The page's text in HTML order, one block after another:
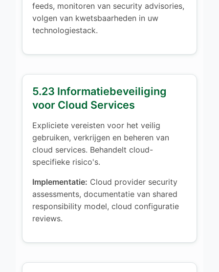
feeds, monitoren van security advisories,
volgen van kwetsbaarheden in uw
technologiestack.
5.23 Informatiebeveiliging
voor Cloud Services
Expliciete vereisten voor het veilig
gebruiken, verkrijgen en beheren van
cloud services. Behandelt cloud-
specifieke risico's.
Implementatie: Cloud provider security
assessments, documentatie van shared
responsibility model, cloud configuratie
reviews.